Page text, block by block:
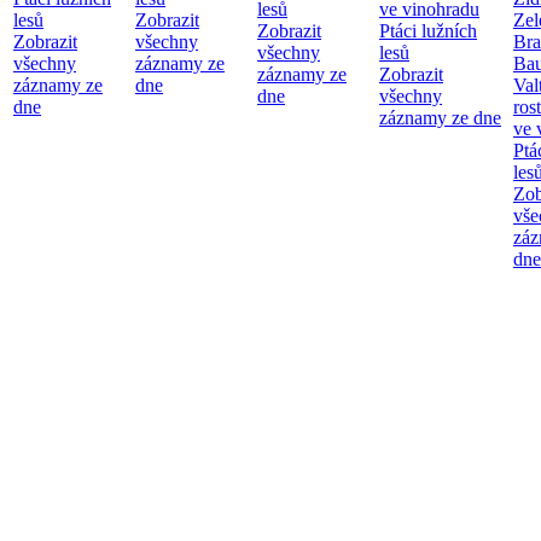
lesů
Zobrazit
všechny
záznamy ze
dne
Zobrazit
všechny
záznamy ze
dne
lesů
Zobrazit
všechny
záznamy ze
dne
ve vinohradu
Ptáci lužních
lesů
Zobrazit
všechny
záznamy ze dne
ve
dne